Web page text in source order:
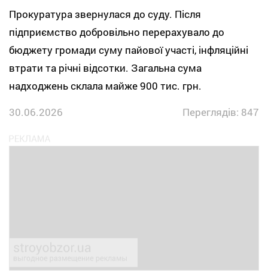
Прокуратура звернулася до суду. Після
підприємство добровільно перерахувало до
бюджету громади суму пайової участі, інфляційні
втрати та річні відсотки. Загальна сума
надходжень склала майже 900 тис. грн.
30.06.2026
Переглядів: 847